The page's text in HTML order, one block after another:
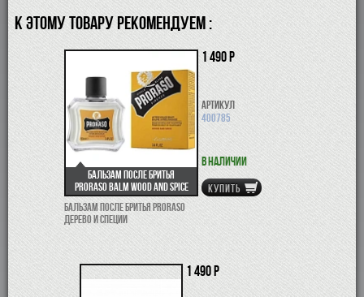
К ЭТОМУ ТОВАРУ РЕКОМЕНДУЕМ :
Бальзам после бритья
Proraso Balm Wood and Spice
Бальзам после бритья Proraso
Дерево и специи
1 490 р
Артикул
400785
В наличии
КУПИТЬ
1 490 р